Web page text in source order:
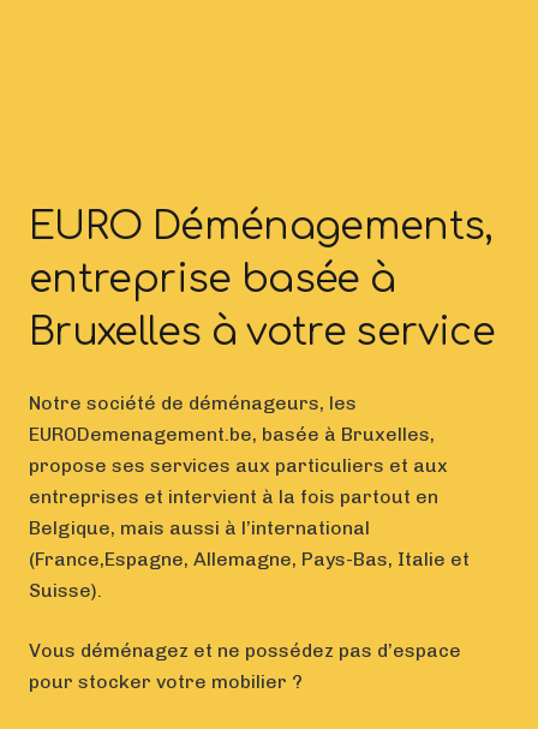
EURO Déménagements,
entreprise basée à
Bruxelles à votre service
Notre société de déménageurs, les
EURODemenagement.be, basée à Bruxelles,
propose ses services aux particuliers et aux
entreprises et intervient à la fois partout en
Belgique, mais aussi à l’international
(France,Espagne, Allemagne, Pays-Bas, Italie et
Suisse).
Vous déménagez et ne possédez pas d’espace
pour stocker votre mobilier ?